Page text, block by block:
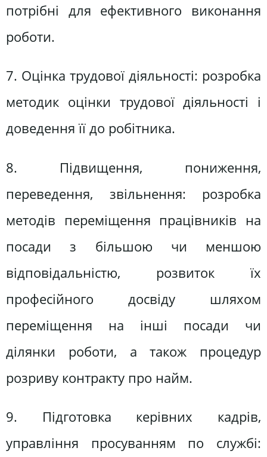
потрібні для ефективного виконання
роботи.
7. Оцінка трудової діяльності: розробка
методик оцінки трудової діяльності і
доведення її до робітника.
8. Підвищення, пониження,
переведення, звільнення: розробка
методів переміщення працівників на
посади з більшою чи меншою
відповідальністю, розвиток їх
професійного досвіду шляхом
переміщення на інші посади чи
ділянки роботи, а також процедур
розриву контракту про найм.
9. Підготовка керівних кадрів,
управління просуванням по службі: